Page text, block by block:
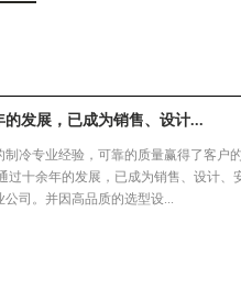
的发展，已成为销售、设计...
制冷专业经验，可靠的质量赢得了客户
过十余年的发展，已成为销售、设计、
公司。并因高品质的选型设...